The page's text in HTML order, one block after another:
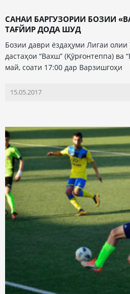
САНАИ БАРГУЗОРИИ БОЗИИ
ТАҒЙИР ДОДА ШУД
Бозии даври ёздаҳуми Лигаи
дастаҳои “Вахш” (Қӯрғонтеппа) ва
май, соати 17:00 дар Варзишгоҳи
15.05.2017